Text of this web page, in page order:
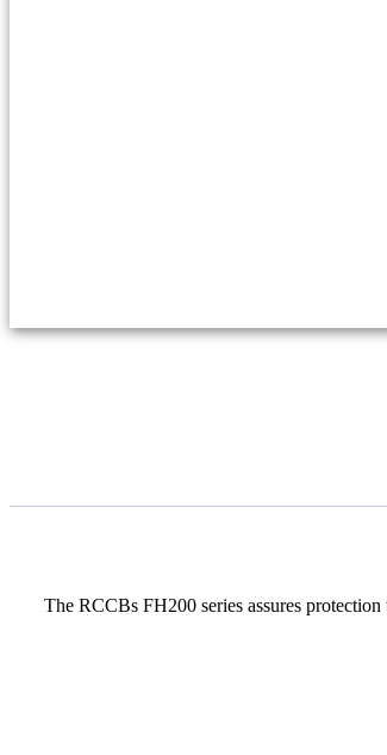
The RCCBs FH200 series assures